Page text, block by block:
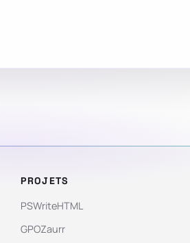
PROJETS
PSWriteHTML
GPOZaurr